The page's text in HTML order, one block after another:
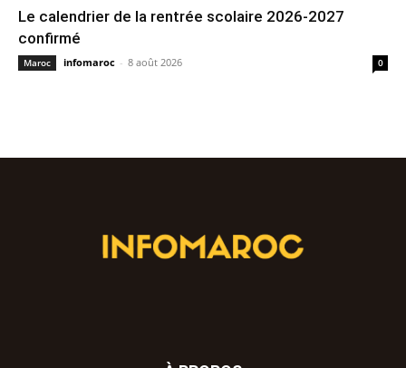
Le calendrier de la rentrée scolaire 2026-2027
confirmé
Maroc infomaroc - 8 août 2026 0